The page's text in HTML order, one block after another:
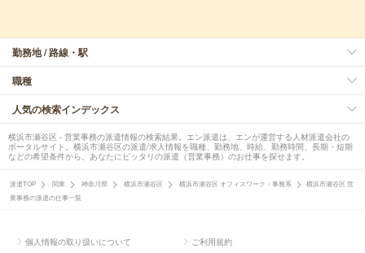
勤務地 / 路線・駅
職種
人気の検索インデックス
横浜市瀬谷区 - 営業事務の派遣情報の検索結果。エン派遣は、エンが運営する人材派遣会社の
ポータルサイト。横浜市瀬谷区の派遣/求人情報を職種、勤務地、時給、勤務時間、長期・短期
などの希望条件から、あなたにピッタリの派遣（営業事務）のお仕事を探せます。
派遣TOP 関東 神奈川県 横浜市瀬谷区 横浜市瀬谷区 オフィスワーク・事務系
横浜市瀬谷区 営
業事務の派遣の仕事一覧
個人情報の取り扱いについて ご利用規約